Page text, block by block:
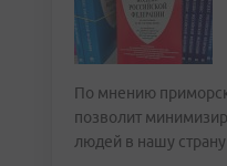
По мнению
позволит
людей в нашу страну